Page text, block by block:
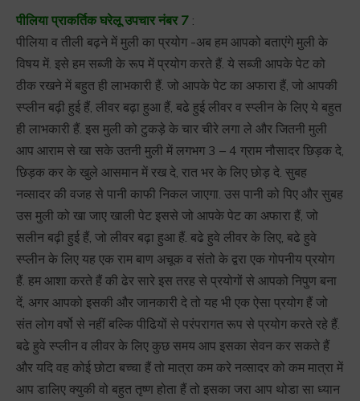
पीलिया प्राकर्तिक घरेलू उपचार नंबर 7 :
पीलिया व तीली बढ़ने में मुली का प्रयोग -अब हम आपको बताएंगे मुली के
विषय में. इसे हम सब्जी के रूप में प्रयोग करते हैं. ये सब्जी आपके पेट को
ठीक रखने में बहुत ही लाभकारी हैं. जो आपके पेट का अफारा हैं, जो आपकी
स्प्लीन बढ़ी हुई हैं, लीवर बढ़ा हुआ हैं, बढे हुई लीवर व स्प्लीन के लिए ये बहुत
ही लाभकारी हैं. इस मुली को टुकड़े के चार चीरे लगा ले और जितनी मुली
आप आराम से खा सके उतनी मुली में लगभग 3 – 4 ग्राम नौसादर छिड़क दे,
छिड़क कर के खुले आसमान में रख दे, रात भर के लिए छोड़ दे. सुबह
नव्सादर की वजह से पानी काफी निकल जाएगा. उस पानी को पिए और सुबह
उस मुली को खा जाए खाली पेट इससे जो आपके पेट का अफारा हैं, जो
सलीन बढ़ी हुई हैं, जो लीवर बढ़ा हुआ हैं. बढे हुवे लीवर के लिए, बढे हुवे
स्प्लीन के लिए यह एक राम बाण अचूक व संतो के द्वरा एक गोपनीय प्रयोग
हैं. हम आशा करते हैं की ढेर सारे इस तरह से प्रयोगों से आपको निपुण बना
दें, अगर आपको इसकी और जानकारी दे तो यह भी एक ऐसा प्रयोग हैं जो
संत लोग वर्षो से नहीं बल्कि पीढियों से परंपरागत रूप से प्रयोग करते रहे हैं.
बढे हुवे स्प्लीन व लीवर के लिए कुछ समय आप इसका सेवन कर सकते हैं
और यदि वह कोई छोटा बच्चा हैं तो मात्रा कम करे नव्सादर को कम मात्रा में
आप डालिए क्युकी वो बहुत तृष्ण होता हैं तो इसका जरा आप थोडा सा ध्यान